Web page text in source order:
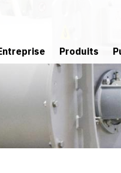
Conditions de vente
Filiale
Produits
Mélange
Filtration
Vannes
Surveillance